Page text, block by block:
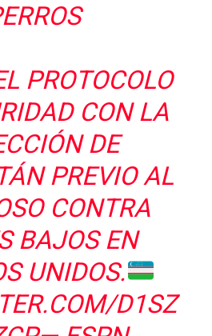
PROTOCOLO
CON LA
DE
PREVIO AL
CONTRA
BAJOS EN
UNIDOS.
D1SZ